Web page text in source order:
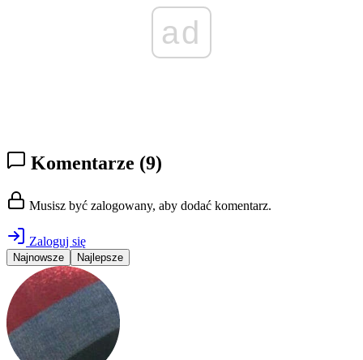
ad
Komentarze (9)
Musisz być zalogowany, aby dodać komentarz.
Zaloguj się
Najnowsze Najlepsze